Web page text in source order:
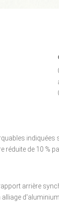
réduite de 10 %
arrière